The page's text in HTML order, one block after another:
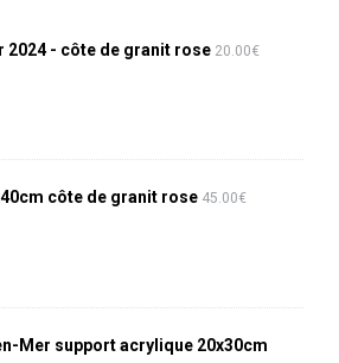
2024 - côte de granit rose 20.00€
côte de granit rose 45.00€
Mer support acrylique 20x30cm